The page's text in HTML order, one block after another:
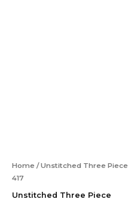
Home /Unstitched Three Piece
417
Unstitched Three Piece